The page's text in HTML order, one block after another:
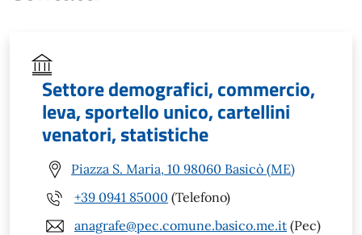
Settore demografici, commercio,
leva, sportello unico, cartellini
venatori, statistiche
Piazza S. Maria, 10 98060 Basicò (ME)
+39 0941 85000 (Telefono)
anagrafe@pec.comune.basico.me.it (Pec)